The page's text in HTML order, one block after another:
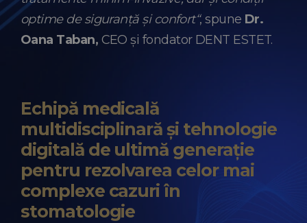
optime de siguranță și confort“, spune Dr.
Oana Taban, CEO și fondator DENT ESTET.
Echipă medicală
multidisciplinară și tehnologie
digitală de ultimă generație
pentru rezolvarea celor mai
complexe cazuri în
stomatologie